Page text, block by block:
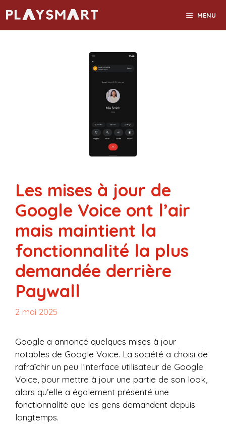
au
contenu
MENU
Les mises à jour de
Google Voice ont l’air
mais maintient la
fonctionnalité la plus
demandée derrière
Paywall
2 mai 2025
Google a annoncé quelques mises à jour
notables de Google Voice. La société a choisi de
rafraîchir un peu l’interface utilisateur de Google
Voice, pour mettre à jour une partie de son look,
alors qu’elle a également présenté une
fonctionnalité que les gens demandent depuis
longtemps.